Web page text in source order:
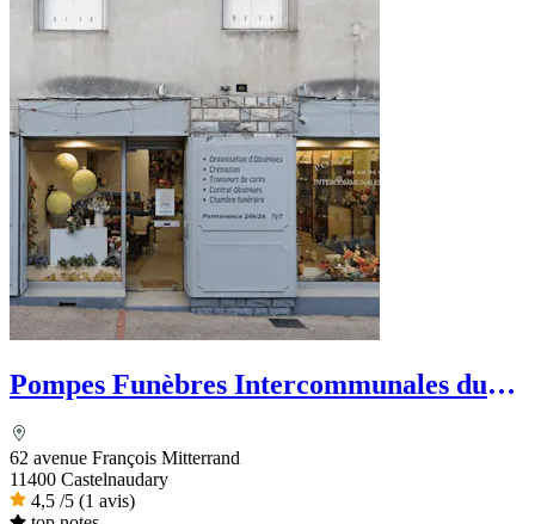
Pompes Funèbres Intercommunales du
62 avenue François Mitterrand
11400 Castelnaudary
4,5 /5 (1 avis)